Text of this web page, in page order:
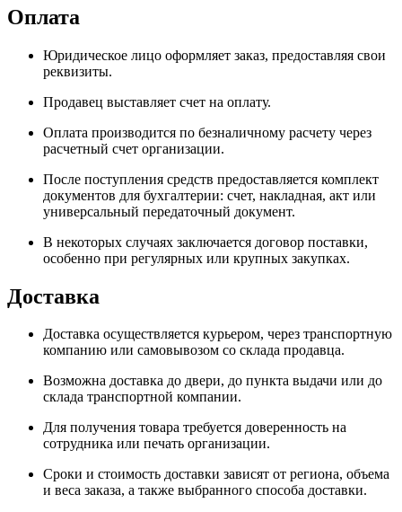
Оплата
Юридическое лицо оформляет заказ, предоставляя свои
реквизиты.
Продавец выставляет счет на оплату.
Оплата производится по безналичному расчету через
расчетный счет организации.
После поступления средств предоставляется комплект
документов для бухгалтерии: счет, накладная, акт или
универсальный передаточный документ.
В некоторых случаях заключается договор поставки,
особенно при регулярных или крупных закупках.
Доставка
Доставка осуществляется курьером, через транспортную
компанию или самовывозом со склада продавца.
Возможна доставка до двери, до пункта выдачи или до
склада транспортной компании.
Для получения товара требуется доверенность на
сотрудника или печать организации.
Сроки и стоимость доставки зависят от региона, объема
и веса заказа, а также выбранного способа доставки.